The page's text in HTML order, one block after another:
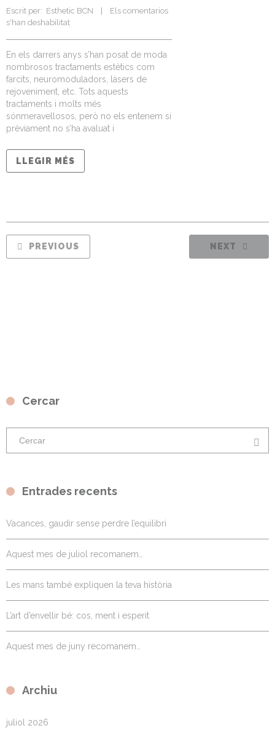
Escrit per: Esthetic BCN
Els comentarios
s'han deshabilitat
En els darrers anys s’han posat de moda
nombrosos tractaments estètics com
farcits, neuromoduladors, làsers de
rejoveniment, etc. Tots aquests
tractaments i molts més
sónmeravellosos, però no els entenem si
prèviament no s’ha avaluat i
LLEGIR MÉS
NEXT
PREVIOUS
Cercar
Entrades recents
Vacances, gaudir sense perdre l’equilibri
Aquest mes de juliol recomanem…
Les mans també expliquen la teva història
L’art d’envellir bé: cos, ment i esperit
Aquest mes de juny recomanem…
Archiu
juliol 2026